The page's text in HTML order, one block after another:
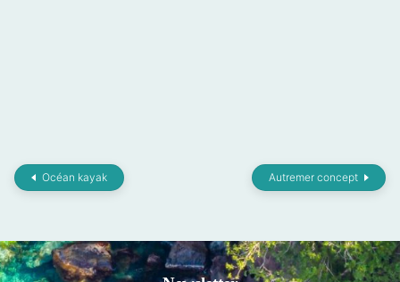
Océan kayak Autremer concept